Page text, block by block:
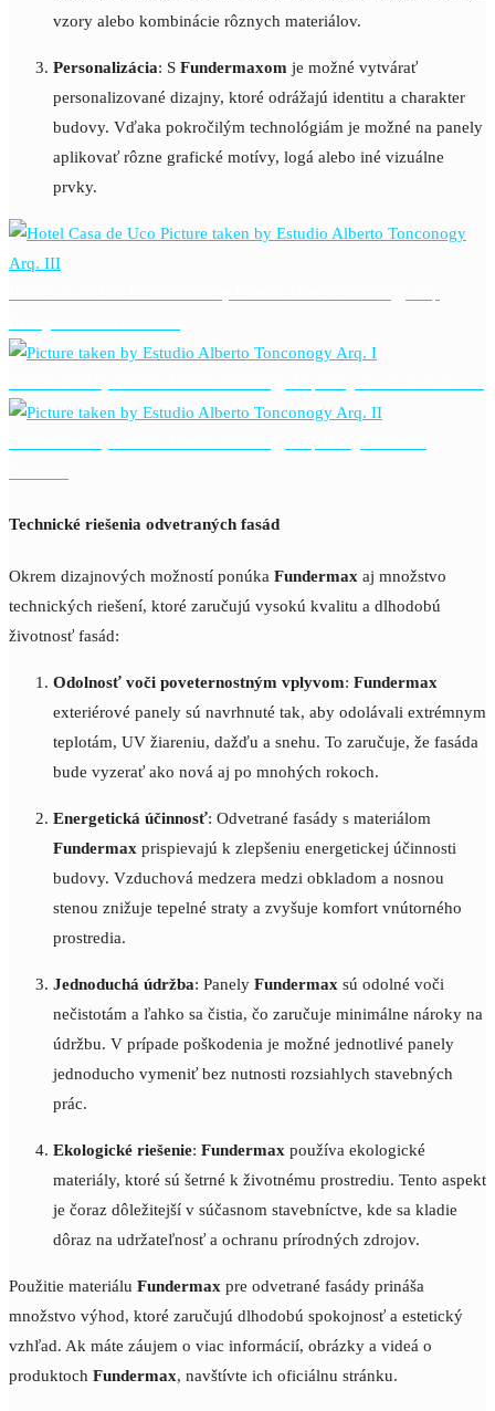
vzory alebo kombinácie rôznych materiálov.
Personalizácia: S Fundermaxom je možné vytvárať
personalizované dizajny, ktoré odrážajú identitu a charakter
budovy. Vďaka pokročilým technológiám je možné na panely
aplikovať rôzne grafické motívy, logá alebo iné vizuálne
prvky.
Technické riešenia odvetraných fasád
Okrem dizajnových možností ponúka Fundermax aj množstvo
technických riešení, ktoré zaručujú vysokú kvalitu a dlhodobú
životnosť fasád:
Odolnosť voči poveternostným vplyvom: Fundermax
exteriérové panely sú navrhnuté tak, aby odolávali extrémnym
teplotám, UV žiareniu, dažďu a snehu. To zaručuje, že fasáda
bude vyzerať ako nová aj po mnohých rokoch.
Energetická účinnosť: Odvetrané fasády s materiálom
Fundermax prispievajú k zlepšeniu energetickej účinnosti
budovy. Vzduchová medzera medzi obkladom a nosnou
stenou znižuje tepelné straty a zvyšuje komfort vnútorného
prostredia.
Jednoduchá údržba: Panely Fundermax sú odolné voči
nečistotám a ľahko sa čistia, čo zaručuje minimálne nároky na
údržbu. V prípade poškodenia je možné jednotlivé panely
jednoducho vymeniť bez nutnosti rozsiahlych stavebných
prác.
Ekologické riešenie: Fundermax používa ekologické
materiály, ktoré sú šetrné k životnému prostrediu. Tento aspekt
je čoraz dôležitejší v súčasnom stavebníctve, kde sa kladie
dôraz na udržateľnosť a ochranu prírodných zdrojov.
Použitie materiálu Fundermax pre odvetrané fasády prináša
množstvo výhod, ktoré zaručujú dlhodobú spokojnosť a estetický
vzhľad. Ak máte záujem o viac informácií, obrázky a videá o
produktoch Fundermax, navštívte ich oficiálnu stránku.